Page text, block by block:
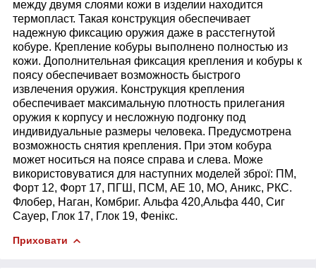
между двумя слоями кожи в изделии находится
термопласт. Такая конструкция обеспечивает
надежную фиксацию оружия даже в расстегнутой
кобуре. Крепление кобуры выполнено полностью из
кожи. Дополнительная фиксация крепления и кобуры к
поясу обеспечивает возможность быстрого
извлечения оружия. Конструкция крепления
обеспечивает максимальную плотность прилегания
оружия к корпусу и несложную подгонку под
индивидуальные размеры человека. Предусмотрена
возможность снятия крепления. При этом кобура
может носиться на поясе справа и слева. Може
використовуватися для наступних моделей зброї: ПМ,
Форт 12, Форт 17, ПГШ, ПСМ, АЕ 10, МО, Аникс, РКС.
Флобер, Наган, Комбриг. Альфа 420,Альфа 440, Сиг
Сауер, Глок 17, Глок 19, Фенікс.
Приховати